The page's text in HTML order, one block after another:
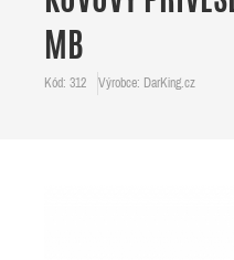
MB
Kód: 312 Výrobce: DarKing.cz